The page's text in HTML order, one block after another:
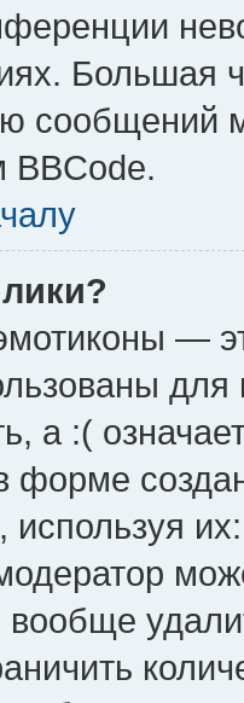
Большая
сообщений
BBCode.
—
а :(
форме
используя